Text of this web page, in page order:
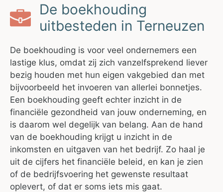
De boekhouding
uitbesteden in Terneuzen
De boekhouding is voor veel ondernemers een
lastige klus, omdat zij zich vanzelfsprekend liever
bezig houden met hun eigen vakgebied dan met
bijvoorbeeld het invoeren van allerlei bonnetjes.
Een boekhouding geeft echter inzicht in de
financiële gezondheid van jouw onderneming, en
is daarom wel degelijk van belang. Aan de hand
van de boekhouding krijgt u inzicht in de
inkomsten en uitgaven van het bedrijf. Zo haal je
uit de cijfers het financiële beleid, en kan je zien
of de bedrijfsvoering het gewenste resultaat
oplevert, of dat er soms iets mis gaat.